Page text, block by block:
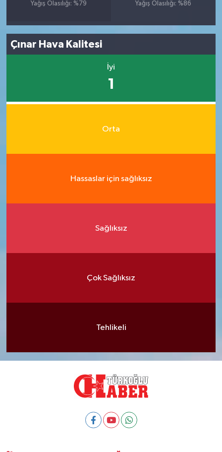
Yağış Olasılığı: %79
Yağış Olasılığı: %86
Çınar Hava Kalitesi
İyi
1
Orta
Hassaslar için sağlıksız
Sağlıksız
Çok Sağlıksız
Tehlikeli